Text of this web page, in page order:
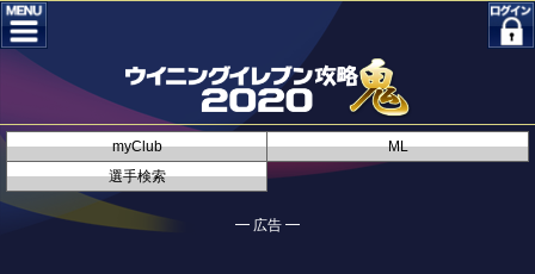
myClub
ML
選手検索
━ 広告 ━